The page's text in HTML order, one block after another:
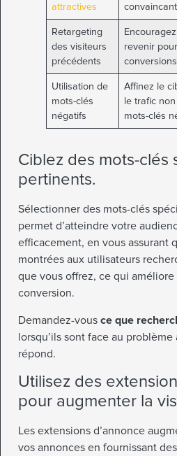
attractives
Retargeting
des visiteurs
précédents
revenir
Utilisation de
mots-clés
négatifs
Affinez le
le trafic
mots-clés
Ciblez des mots-clés
pertinents.
Sélectionner des mots-clés
permet d’atteindre votre
efficacement, en vous assurant
montrées aux utilisateurs
que vous offrez, ce qui
conversion.
Demandez-vous ce que
lorsqu’ils sont face au
répond.
Utilisez des
pour augmenter la
Les extensions d’annonce
vos annonces en fournissant des